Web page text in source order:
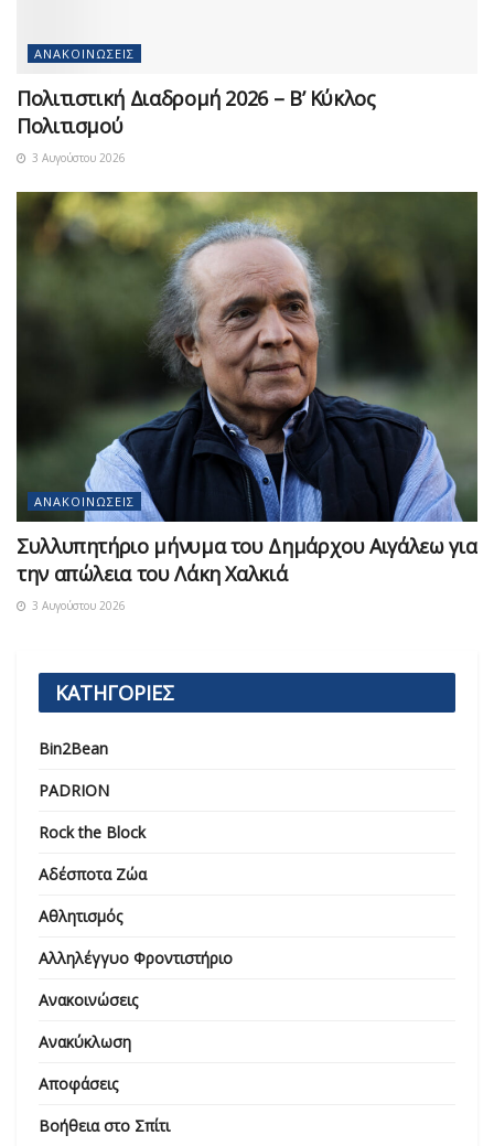
ΑΝΑΚΟΙΝΏΣΕΙΣ
Πολιτιστική Διαδρομή 2026 – Β’ Κύκλος
Πολιτισμού
3 Αυγούστου 2026
ΑΝΑΚΟΙΝΏΣΕΙΣ
Συλλυπητήριο μήνυμα του Δημάρχου Αιγάλεω για
την απώλεια του Λάκη Χαλκιά
3 Αυγούστου 2026
ΚΑΤΗΓΟΡΙΕΣ
Bin2Bean
PADRION
Rock the Block
Αδέσποτα Ζώα
Αθλητισμός
Αλληλέγγυο Φροντιστήριο
Ανακοινώσεις
Ανακύκλωση
Αποφάσεις
Βοήθεια στο Σπίτι